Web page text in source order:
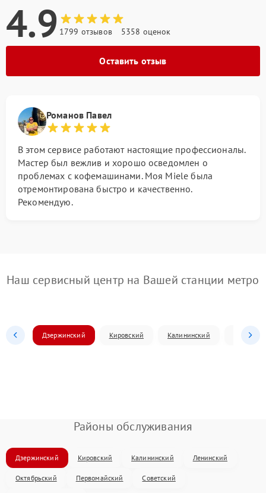
4.9 1799 отзывов 5358 оценок
Оставить отзыв
Романов Павел
В этом сервисе работают настоящие профессионалы.
Мастер был вежлив и хорошо осведомлен о
проблемах с кофемашинами. Моя Miele была
отремонтирована быстро и качественно.
Рекомендую.
Наш сервисный центр на Вашей станции метро
Дзержинский Кировский Калининский
Районы обслуживания
Дзержинский Кировский Калининский Ленинский
Октябрьский Первомайский Советский